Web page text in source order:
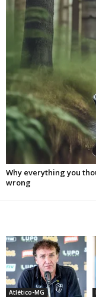
Atlético-MG